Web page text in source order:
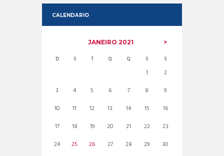
CALENDARIO
JANEIRO2021
D S T Q Q S S
1
2
3
4 5 6 7 8
9
10
11 12 13 14 15
16
17
18 19 20 21 22
23
24
25 26 27 28 29 30